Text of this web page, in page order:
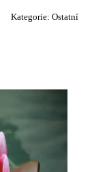
Kategorie: Ostatní